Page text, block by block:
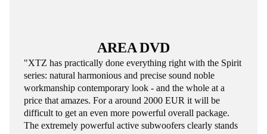
AREA DVD
"XTZ has practically done everything right with the Spirit
series: natural harmonious and precise sound noble
workmanship contemporary look - and the whole at a
price that amazes. For a around 2000 EUR it will be
difficult to get an even more powerful overall package.
The extremely powerful active subwoofers clearly stands